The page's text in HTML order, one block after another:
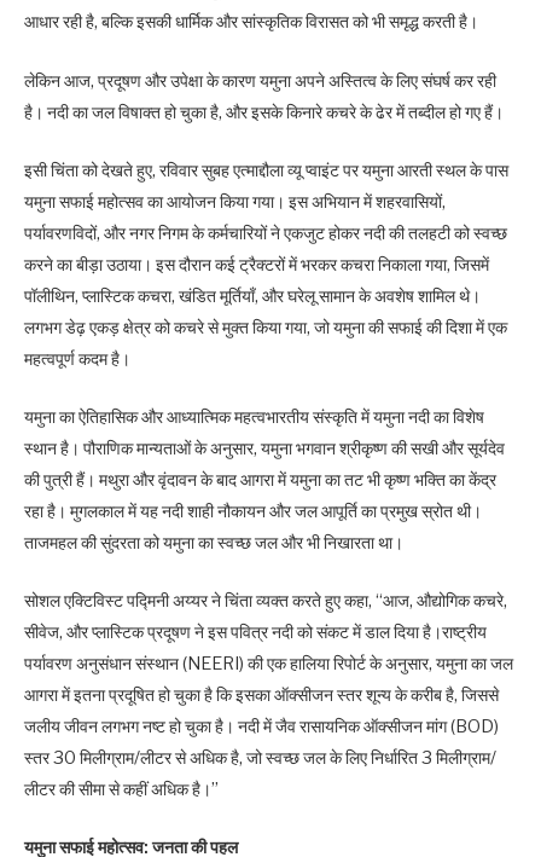
आधार रही है, बल्कि इसकी धार्मिक और सांस्कृतिक विरासत को भी समृद्ध करती है।
लेकिन आज, प्रदूषण और उपेक्षा के कारण यमुना अपने अस्तित्व के लिए संघर्ष कर रही
है। नदी का जल विषाक्त हो चुका है, और इसके किनारे कचरे के ढेर में तब्दील हो गए हैं।
इसी चिंता को देखते हुए, रविवार सुबह एत्माद्दौला व्यू प्वाइंट पर यमुना आरती स्थल के पास
यमुना सफाई महोत्सव का आयोजन किया गया। इस अभियान में शहरवासियों,
पर्यावरणविदों, और नगर निगम के कर्मचारियों ने एकजुट होकर नदी की तलहटी को स्वच्छ
करने का बीड़ा उठाया। इस दौरान कई ट्रैक्टरों में भरकर कचरा निकाला गया, जिसमें
पॉलीथिन, प्लास्टिक कचरा, खंडित मूर्तियाँ, और घरेलू सामान के अवशेष शामिल थे।
लगभग डेढ़ एकड़ क्षेत्र को कचरे से मुक्त किया गया, जो यमुना की सफाई की दिशा में एक
महत्वपूर्ण कदम है।
यमुना का ऐतिहासिक और आध्यात्मिक महत्वभारतीय संस्कृति में यमुना नदी का विशेष
स्थान है। पौराणिक मान्यताओं के अनुसार, यमुना भगवान श्रीकृष्ण की सखी और सूर्यदेव
की पुत्री हैं। मथुरा और वृंदावन के बाद आगरा में यमुना का तट भी कृष्ण भक्ति का केंद्र
रहा है। मुगलकाल में यह नदी शाही नौकायन और जल आपूर्ति का प्रमुख स्रोत थी।
ताजमहल की सुंदरता को यमुना का स्वच्छ जल और भी निखारता था।
सोशल एक्टिविस्ट पद्मिनी अय्यर ने चिंता व्यक्त करते हुए कहा, “आज, औद्योगिक कचरे,
सीवेज, और प्लास्टिक प्रदूषण ने इस पवित्र नदी को संकट में डाल दिया है।राष्ट्रीय
पर्यावरण अनुसंधान संस्थान (NEERI) की एक हालिया रिपोर्ट के अनुसार, यमुना का जल
आगरा में इतना प्रदूषित हो चुका है कि इसका ऑक्सीजन स्तर शून्य के करीब है, जिससे
जलीय जीवन लगभग नष्ट हो चुका है। नदी में जैव रासायनिक ऑक्सीजन मांग (BOD)
स्तर 30 मिलीग्राम/लीटर से अधिक है, जो स्वच्छ जल के लिए निर्धारित 3 मिलीग्राम/
लीटर की सीमा से कहीं अधिक है।”
यमुना सफाई महोत्सव: जनता की पहल